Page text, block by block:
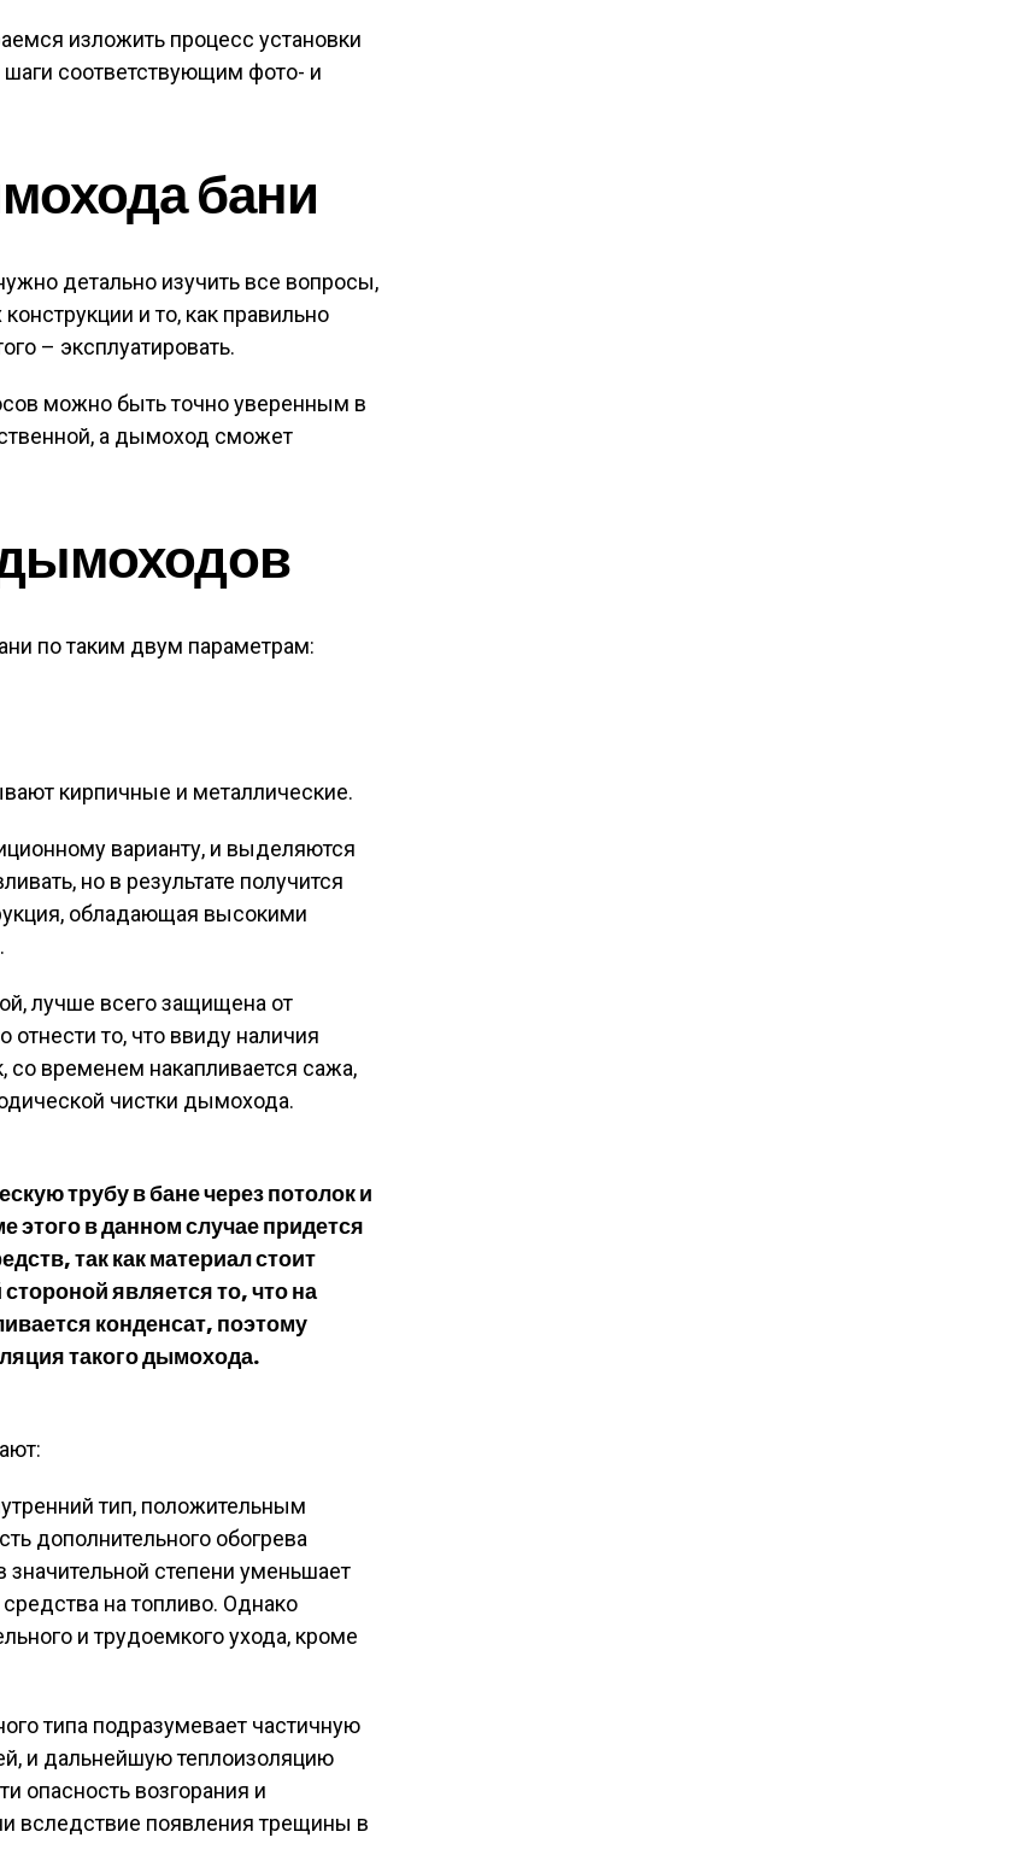
изложить процесс установки
соответствующим фото- и
бани
детально изучить все вопросы,
и то, как правильно
– эксплуатировать.
можно быть точно уверенным в
а дымоход сможет
по таким двум параметрам:
кирпичные и металлические.
варианту, и выделяются
но в результате получится
обладающая высокими
лучше всего защищена от
то, что ввиду наличия
со временем накапливается сажа,
чистки дымохода.
трубу в бане через потолок и
в данном случае придется
так как материал стоит
является то, что на
конденсат, поэтому
такого дымохода.
тип, положительным
дополнительного обогрева
степени уменьшает
на топливо. Однако
и трудоемкого ухода, кроме
типа подразумевает частичную
и дальнейшую теплоизоляцию
опасность возгорания и
вследствие появления трещины в